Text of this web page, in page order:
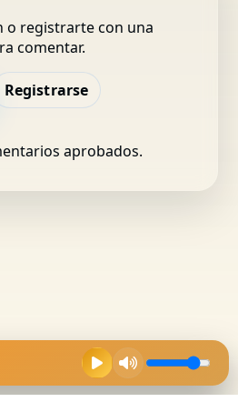
o registrarte con una
comentar.
Registrarse
aprobados.